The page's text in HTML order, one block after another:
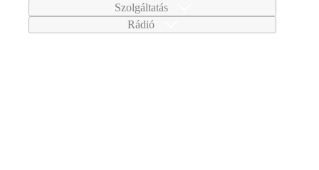
Szolgáltatás
Rádió